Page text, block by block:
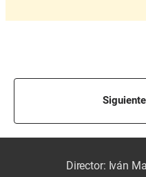
Director: Iván